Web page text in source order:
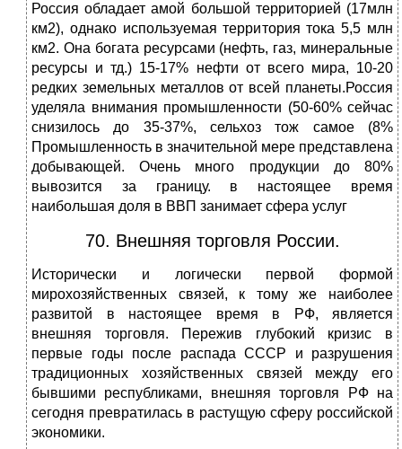
Россия обладает амой большой территорией (17млн
км2), однако используемая территория тока 5,5 млн
км2. Она богата ресурсами (нефть, газ, минеральные
ресурсы и тд.) 15-17% нефти от всего мира, 10-20
редких земельных металлов от всей планеты.Россия
уделяла внимания промышленности (50-60% сейчас
снизилось до 35-37%, сельхоз тож самое (8%
Промышленность в значительной мере представлена
добывающей. Очень много продукции до 80%
вывозится за границу. в настоящее время
наибольшая доля в ВВП занимает сфера услуг
70. Внешняя торговля России.
Исторически и логически первой формой
мирохозяйственных связей, к тому же наиболее
развитой в настоящее время в РФ, является
внешняя торговля. Пережив глубокий кризис в
первые годы после распада СССР и разрушения
традиционных хозяйственных связей между его
бывшими республиками, внешняя торговля РФ на
сегодня превратилась в растущую сферу российской
экономики.